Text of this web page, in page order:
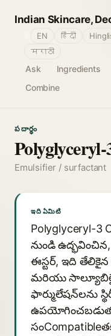
Indian Skincare,
Ask Ingredients
Combine
EN हिंदी
मराठी
పదార్థం
Emulsifier / surfactant
ఇది ఏమిటి
Polyglyceryl-3
నుండి
ఈస్టర్, ఇది
మరియు
ఫార్ములేషన్‌లను